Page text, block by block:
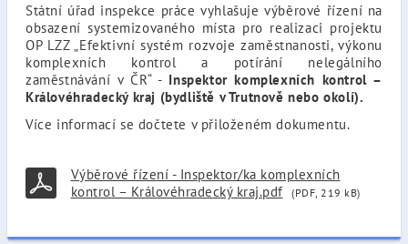
Státní úřad inspekce práce vyhlašuje výběrové řízení na
obsazení systemizovaného místa pro realizaci projektu
OP LZZ „Efektivní systém rozvoje zaměstnanosti, výkonu
komplexních kontrol a potírání nelegálního
zaměstnávání v ČR“ - Inspektor komplexních kontrol –
Královéhradecký kraj (bydliště v Trutnově nebo okolí).
Více informací se dočtete v přiloženém dokumentu.
Výběrové řízení - Inspektor/ka komplexních
kontrol – Královéhradecký kraj.pdf
(PDF, 219 kB)